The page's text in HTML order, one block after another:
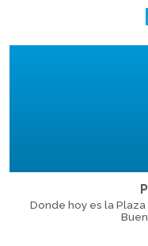
Donde hoy es la